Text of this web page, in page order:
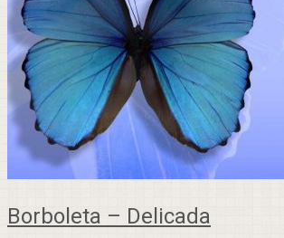
Borboleta – Delicada